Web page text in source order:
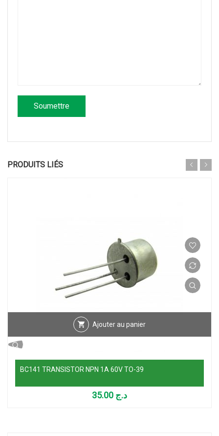
PRODUITS LIÉS
Ajouter au panier
BC141 TRANSISTOR NPN 1A 60V TO-39
د.ج